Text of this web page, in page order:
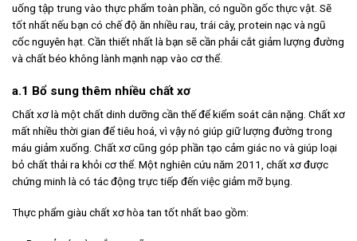
uống tập trung vào thực phẩm toàn phần, có nguồn gốc thực vật. Sẽ
tốt nhất nếu bạn có chế độ ăn nhiều rau, trái cây, protein nạc và ngũ
cốc nguyên hạt. Cần thiết nhất là bạn sẽ cần phải cắt giảm lượng đường
và chất béo không lành mạnh nạp vào cơ thể.
a.1 Bổ sung thêm nhiều chất xơ
Chất xơ là một chất dinh dưỡng cần thế để kiểm soát cân nặng. Chất xơ
mất nhiều thời gian để tiêu hoá, vì vậy nó giúp giữ lượng đường trong
máu giảm xuống. Chất xơ cũng góp phần tạo cảm giác no và giúp loại
bỏ chất thải ra khỏi cơ thể. Một nghiên cứu năm 2011, chất xơ được
chứng minh là có tác động trực tiếp đến việc giảm mỡ bụng.
Thực phẩm giàu chất xơ hòa tan tốt nhất bao gồm: